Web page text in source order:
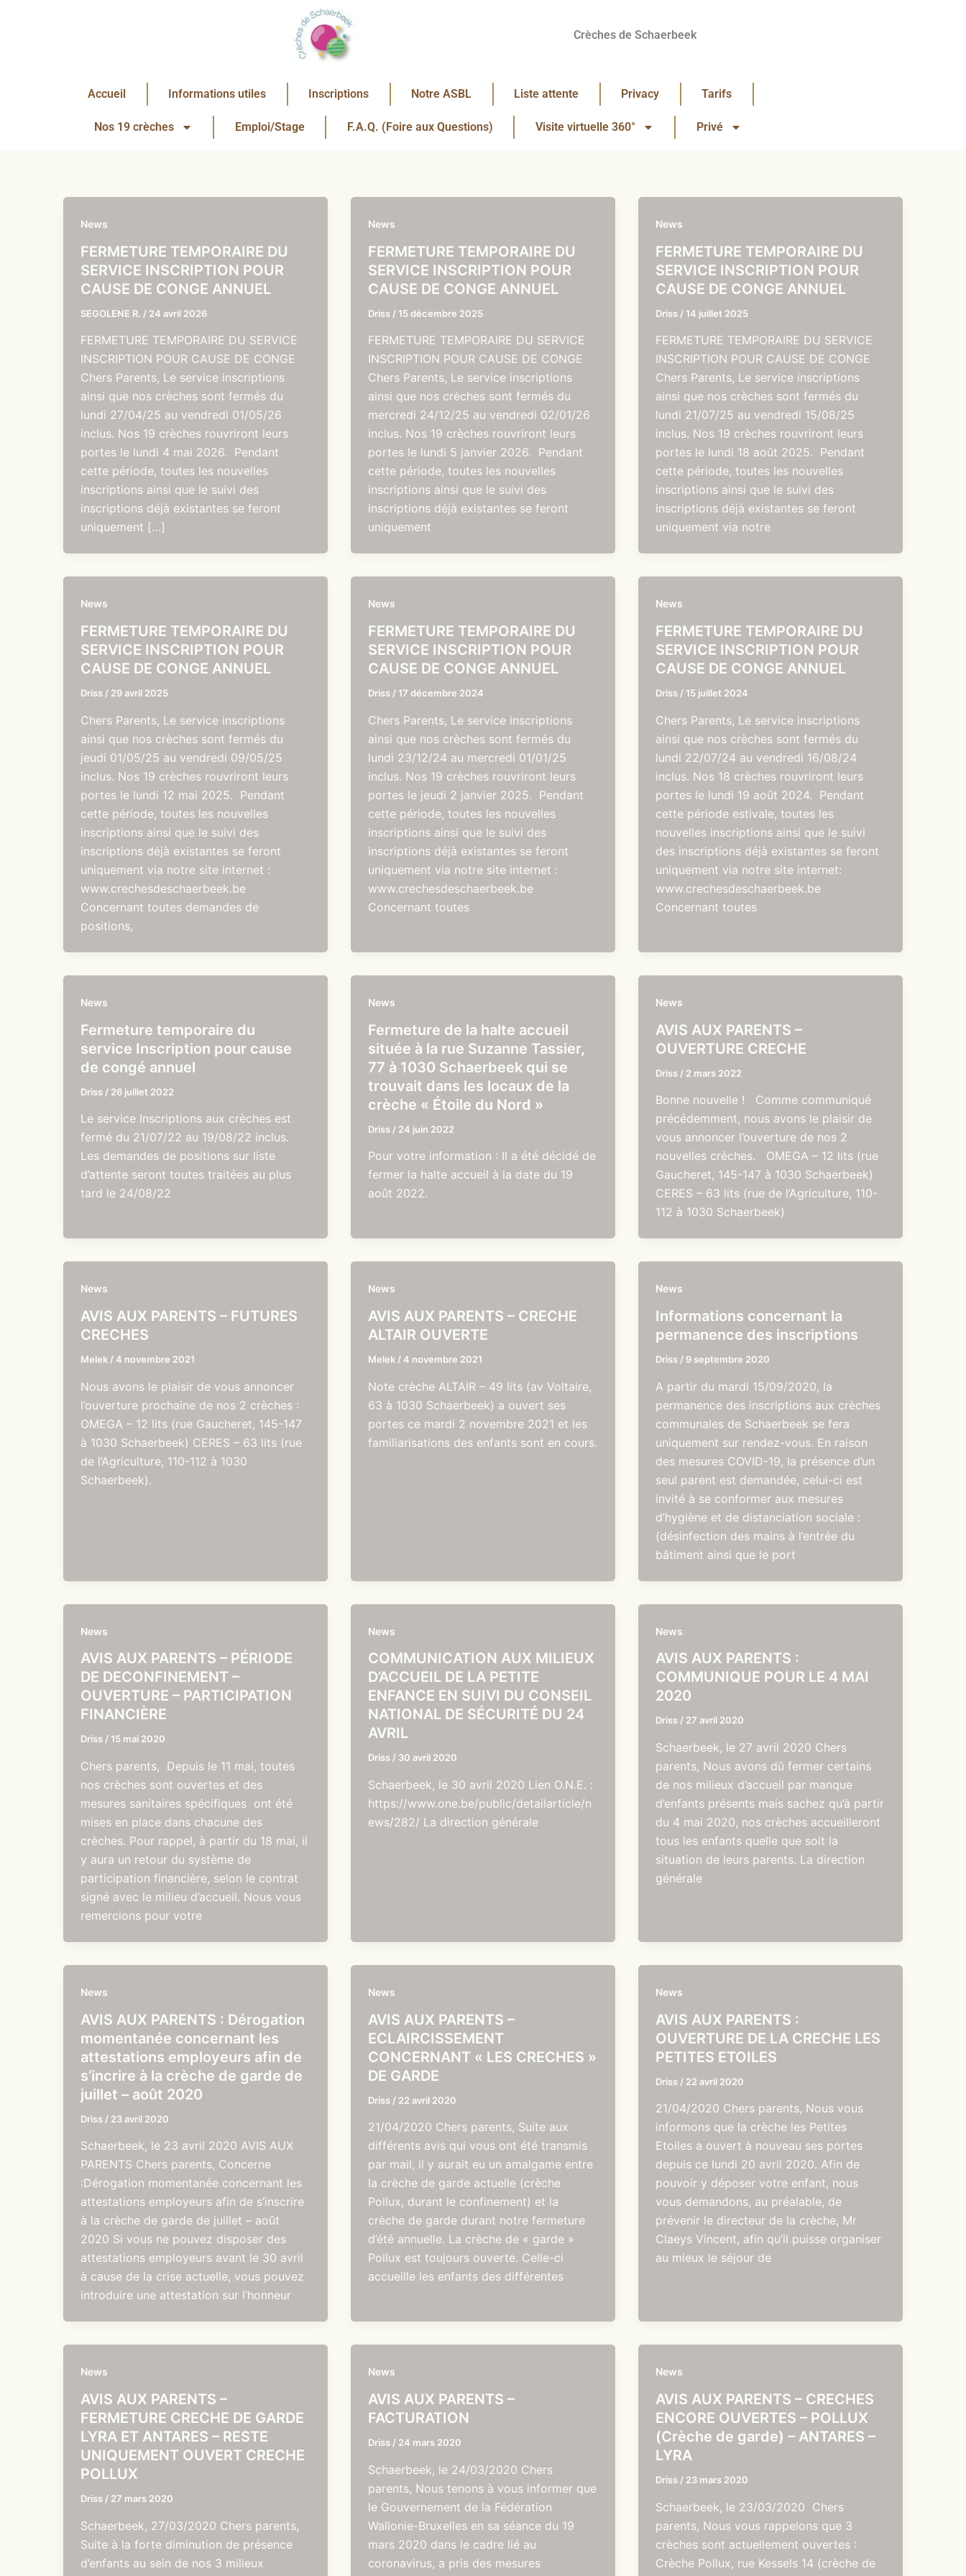
Crèches de Schaerbeek
Accueil Informations utiles Inscriptions Notre ASBL Liste attente Privacy Tarifs
Nos 19 crèches Emploi/Stage F.A.Q. (Foire aux Questions) Visite virtuelle 360° Privé
News
FERMETURE TEMPORAIRE DU
SERVICE INSCRIPTION POUR
CAUSE DE CONGE ANNUEL
SEGOLENE R. / 24 avril 2026
FERMETURE TEMPORAIRE DU SERVICE
INSCRIPTION POUR CAUSE DE CONGE
Chers Parents, Le service inscriptions
ainsi que nos crèches sont fermés du
lundi 27/04/25 au vendredi 01/05/26
inclus. Nos 19 crèches rouvriront leurs
portes le lundi 4 mai 2026. Pendant
cette période, toutes les nouvelles
inscriptions ainsi que le suivi des
inscriptions déjà existantes se feront
uniquement […]
News
FERMETURE TEMPORAIRE DU
SERVICE INSCRIPTION POUR
CAUSE DE CONGE ANNUEL
Driss / 15 décembre 2025
FERMETURE TEMPORAIRE DU SERVICE
INSCRIPTION POUR CAUSE DE CONGE
Chers Parents, Le service inscriptions
ainsi que nos crèches sont fermés du
mercredi 24/12/25 au vendredi 02/01/26
inclus. Nos 19 crèches rouvriront leurs
portes le lundi 5 janvier 2026. Pendant
cette période, toutes les nouvelles
inscriptions ainsi que le suivi des
inscriptions déjà existantes se feront
uniquement
News
FERMETURE TEMPORAIRE DU
SERVICE INSCRIPTION POUR
CAUSE DE CONGE ANNUEL
Driss / 14 juillet 2025
FERMETURE TEMPORAIRE DU SERVICE
INSCRIPTION POUR CAUSE DE CONGE
Chers Parents, Le service inscriptions
ainsi que nos crèches sont fermés du
lundi 21/07/25 au vendredi 15/08/25
inclus. Nos 19 crèches rouvriront leurs
portes le lundi 18 août 2025. Pendant
cette période, toutes les nouvelles
inscriptions ainsi que le suivi des
inscriptions déjà existantes se feront
uniquement via notre
News
FERMETURE TEMPORAIRE DU
SERVICE INSCRIPTION POUR
CAUSE DE CONGE ANNUEL
Driss / 29 avril 2025
Chers Parents, Le service inscriptions
ainsi que nos crèches sont fermés du
jeudi 01/05/25 au vendredi 09/05/25
inclus. Nos 19 crèches rouvriront leurs
portes le lundi 12 mai 2025. Pendant
cette période, toutes les nouvelles
inscriptions ainsi que le suivi des
inscriptions déjà existantes se feront
uniquement via notre site internet :
www.crechesdeschaerbeek.be
Concernant toutes demandes de
positions,
News
FERMETURE TEMPORAIRE DU
SERVICE INSCRIPTION POUR
CAUSE DE CONGE ANNUEL
Driss / 17 décembre 2024
Chers Parents, Le service inscriptions
ainsi que nos crèches sont fermés du
lundi 23/12/24 au mercredi 01/01/25
inclus. Nos 19 crèches rouvriront leurs
portes le jeudi 2 janvier 2025. Pendant
cette période, toutes les nouvelles
inscriptions ainsi que le suivi des
inscriptions déjà existantes se feront
uniquement via notre site internet :
www.crechesdeschaerbeek.be
Concernant toutes
News
FERMETURE TEMPORAIRE DU
SERVICE INSCRIPTION POUR
CAUSE DE CONGE ANNUEL
Driss / 15 juillet 2024
Chers Parents, Le service inscriptions
ainsi que nos crèches sont fermés du
lundi 22/07/24 au vendredi 16/08/24
inclus. Nos 18 crèches rouvriront leurs
portes le lundi 19 août 2024. Pendant
cette période estivale, toutes les
nouvelles inscriptions ainsi que le suivi
des inscriptions déjà existantes se feront
uniquement via notre site internet:
www.crechesdeschaerbeek.be
Concernant toutes
News
Fermeture temporaire du
service Inscription pour cause
de congé annuel
Driss / 26 juillet 2022
Le service Inscriptions aux crèches est
fermé du 21/07/22 au 19/08/22 inclus.
Les demandes de positions sur liste
d’attente seront toutes traitées au plus
tard le 24/08/22
News
Fermeture de la halte accueil
située à la rue Suzanne Tassier,
77 à 1030 Schaerbeek qui se
trouvait dans les locaux de la
crèche « Étoile du Nord »
Driss / 24 juin 2022
Pour votre information : Il a été décidé de
fermer la halte accueil à la date du 19
août 2022.
News
AVIS AUX PARENTS –
OUVERTURE CRECHE
Driss / 2 mars 2022
Bonne nouvelle ! Comme communiqué
précédemment, nous avons le plaisir de
vous annoncer l’ouverture de nos 2
nouvelles crèches. OMEGA – 12 lits (rue
Gaucheret, 145-147 à 1030 Schaerbeek)
CERES – 63 lits (rue de l’Agriculture, 110-
112 à 1030 Schaerbeek)
News
AVIS AUX PARENTS – FUTURES
CRECHES
Melek /4 novembre 2021
Nous avons le plaisir de vous annoncer
l’ouverture prochaine de nos 2 crèches :
OMEGA – 12 lits (rue Gaucheret, 145-147
à 1030 Schaerbeek) CERES – 63 lits (rue
de l’Agriculture, 110-112 à 1030
Schaerbeek).
News
AVIS AUX PARENTS – CRECHE
ALTAIR OUVERTE
Melek /4 novembre 2021
Note crèche ALTAIR – 49 lits (av Voltaire,
63 à 1030 Schaerbeek) a ouvert ses
portes ce mardi 2 novembre 2021 et les
familiarisations des enfants sont en cours.
News
Informations concernant la
permanence des inscriptions
Driss / 9 septembre 2020
A partir du mardi 15/09/2020, la
permanence des inscriptions aux crèches
communales de Schaerbeek se fera
uniquement sur rendez-vous. En raison
des mesures COVID-19, la présence d’un
seul parent est demandée, celui-ci est
invité à se conformer aux mesures
d’hygiène et de distanciation sociale :
(désinfection des mains à l’entrée du
bâtiment ainsi que le port
News
AVIS AUX PARENTS – PÉRIODE
DE DECONFINEMENT –
OUVERTURE – PARTICIPATION
FINANCIÈRE
Driss / 15 mai 2020
Chers parents, Depuis le 11 mai, toutes
nos crèches sont ouvertes et des
mesures sanitaires spécifiques ont été
mises en place dans chacune des
crèches. Pour rappel, à partir du 18 mai, il
y aura un retour du système de
participation financière, selon le contrat
signé avec le milieu d’accueil. Nous vous
remercions pour votre
News
COMMUNICATION AUX MILIEUX
D’ACCUEIL DE LA PETITE
ENFANCE EN SUIVI DU CONSEIL
NATIONAL DE SÉCURITÉ DU 24
AVRIL
Driss / 30 avril 2020
Schaerbeek, le 30 avril 2020 Lien O.N.E. :
https://www.one.be/public/detailarticle/n
ews/282/ La direction générale
News
AVIS AUX PARENTS :
COMMUNIQUE POUR LE 4 MAI
2020
Driss / 27 avril 2020
Schaerbeek, le 27 avril 2020 Chers
parents, Nous avons dû fermer certains
de nos milieux d’accueil par manque
d’enfants présents mais sachez qu’à partir
du 4 mai 2020, nos crèches accueilleront
tous les enfants quelle que soit la
situation de leurs parents. La direction
générale
News
AVIS AUX PARENTS : Dérogation
momentanée concernant les
attestations employeurs afin de
s’incrire à la crèche de garde de
juillet – août 2020
Driss / 23 avril 2020
Schaerbeek, le 23 avril 2020 AVIS AUX
PARENTS Chers parents, Concerne
:Dérogation momentanée concernant les
attestations employeurs afin de s’inscrire
à la crèche de garde de juillet – août
2020 Si vous ne pouvez disposer des
attestations employeurs avant le 30 avril
à cause de la crise actuelle, vous pouvez
introduire une attestation sur l’honneur
News
AVIS AUX PARENTS –
ECLAIRCISSEMENT
CONCERNANT « LES CRECHES »
DE GARDE
Driss / 22 avril 2020
21/04/2020 Chers parents, Suite aux
différents avis qui vous ont été transmis
par mail, il y aurait eu un amalgame entre
la crèche de garde actuelle (crèche
Pollux, durant le confinement) et la
crèche de garde durant notre fermeture
d’été annuelle. La crèche de « garde »
Pollux est toujours ouverte. Celle-ci
accueille les enfants des différentes
News
AVIS AUX PARENTS :
OUVERTURE DE LA CRECHE LES
PETITES ETOILES
Driss / 22 avril 2020
21/04/2020 Chers parents, Nous vous
informons que la crèche les Petites
Etoiles a ouvert à nouveau ses portes
depuis ce lundi 20 avril 2020. Afin de
pouvoir y déposer votre enfant, nous
vous demandons, au préalable, de
prévenir le directeur de la crèche, Mr
Claeys Vincent, afin qu’il puisse organiser
au mieux le séjour de
News
AVIS AUX PARENTS –
FERMETURE CRECHE DE GARDE
LYRA ET ANTARES – RESTE
UNIQUEMENT OUVERT CRECHE
POLLUX
Driss / 27 mars 2020
Schaerbeek, 27/03/2020 Chers parents,
Suite à la forte diminution de présence
d’enfants au sein de nos 3 milieux
News
AVIS AUX PARENTS –
FACTURATION
Driss / 24 mars 2020
Schaerbeek, le 24/03/2020 Chers
parents, Nous tenons à vous informer que
le Gouvernement de la Fédération
Wallonie-Bruxelles en sa séance du 19
mars 2020 dans le cadre lié au
coronavirus, a pris des mesures
News
AVIS AUX PARENTS – CRECHES
ENCORE OUVERTES – POLLUX
(Crèche de garde) – ANTARES –
LYRA
Driss / 23 mars 2020
Schaerbeek, le 23/03/2020 Chers
parents, Nous vous rappelons que 3
crèches sont actuellement ouvertes :
Crèche Pollux, rue Kessels 14 (crèche de